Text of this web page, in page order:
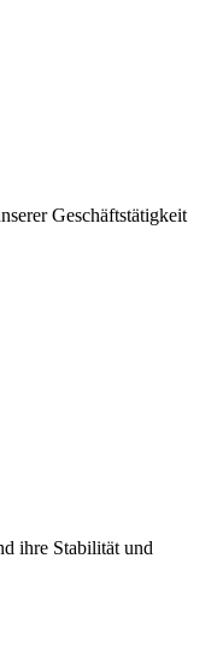
Geschäftstätigkeit
ihre Stabilität und